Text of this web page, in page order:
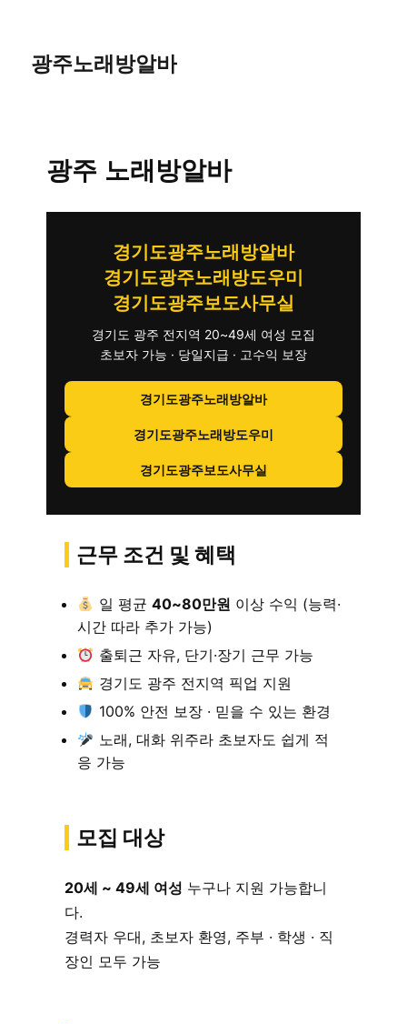
광주노래방알바
광주 노래방알바
경기도광주노래방알바
경기도광주노래방도우미
경기도광주보도사무실
경기도 광주 전지역 20~49세 여성 모집
초보자 가능 · 당일지급 · 고수익 보장
경기도광주노래방알바
경기도광주노래방도우미
경기도광주보도사무실
근무 조건 및 혜택
일 평균 40~80만원 이상 수익 (능력·
시간 따라 추가 가능)
출퇴근 자유, 단기·장기 근무 가능
경기도 광주 전지역 픽업 지원
100% 안전 보장 · 믿을 수 있는 환경
노래, 대화 위주라 초보자도 쉽게 적
응 가능
모집 대상
20세 ~ 49세 여성 누구나 지원 가능합니
다.
경력자 우대, 초보자 환영, 주부 · 학생 · 직
장인 모두 가능